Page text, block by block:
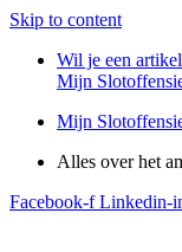
Skip to content
Wil je een
Mijn
Mijn
Alles over het
Facebook-f Linkedin-